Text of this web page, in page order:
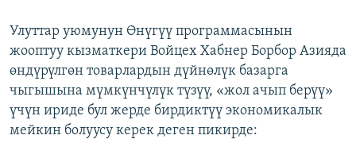
Улуттар уюмунун Өнүгүү программасынын
жооптуу кызматкери Войцех Хабнер Борбор Азияда
өндүрүлгөн товарлардын дүйнөлүк базарга
чыгышына мүмкүнчүлүк түзүү, «жол ачып берүү»
үчүн ириде бул жерде бирдиктүү экономикалык
мейкин болуусу керек деген пикирде: